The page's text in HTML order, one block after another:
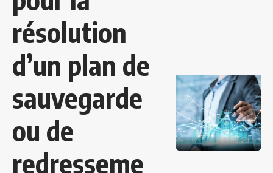
résolution
d’un plan de
sauvegarde
ou de
redresseme